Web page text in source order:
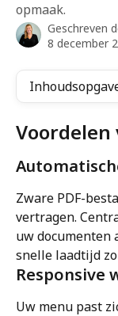
opmaak.
Geschreven
8 december
Voordelen
Zware PDF-
vertragen.
uw documenten
snelle laadtijd
Responsive
Uw menu past